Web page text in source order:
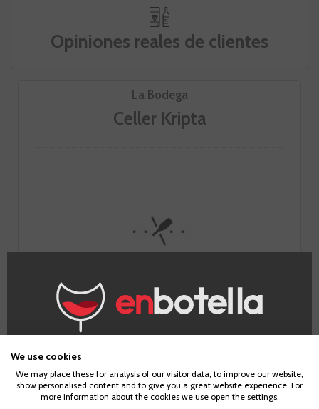
La Bodega
Celler Kripta
Opiniones reales de clientes
¿Eres mayor de edad?
Para acceder a enbotella, debes tener la edad legal de
tu país de residencia, lo cual es suficiente para
We use cookies
We may place these for analysis of our visitor data, to improve our website,
show personalised content and to give you a great website experience. For
more information about the cookies we use open the settings.